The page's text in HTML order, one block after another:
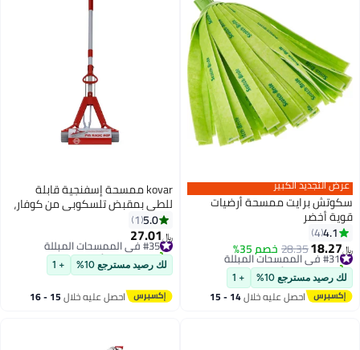
ممسحة أرضيات
خصم 35%
10%
+ 1
عليه خلال 14 - 15
kovar ممسحة إسفنجية قابلة
للطي بمقبض تلسكوبي من كوفار،
فائقة الامتصاص، مقبض معدني مع
رافعة مريحة، حمراء
لك رصيد مسترجع 10% + 1
احصل عليه خلال 15 - 16